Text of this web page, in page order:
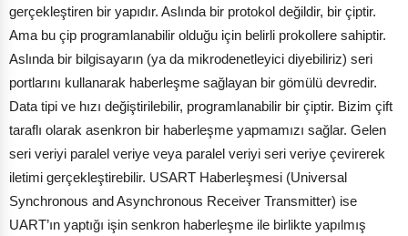
gerçekleştiren bir yapıdır. Aslında bir protokol değildir, bir çiptir.
Ama bu çip programlanabilir olduğu için belirli prokollere sahiptir.
Aslında bir bilgisayarın (ya da mikrodenetleyici diyebiliriz) seri
portlarını kullanarak haberleşme sağlayan bir gömülü devredir.
Data tipi ve hızı değiştirilebilir, programlanabilir bir çiptir. Bizim çift
taraflı olarak asenkron bir haberleşme yapmamızı sağlar. Gelen
seri veriyi paralel veriye veya paralel veriyi seri veriye çevirerek
iletimi gerçekleştirebilir. USART Haberleşmesi (Universal
Synchronous and Asynchronous Receiver Transmitter) ise
UART’ın yaptığı işin senkron haberleşme ile birlikte yapılmış